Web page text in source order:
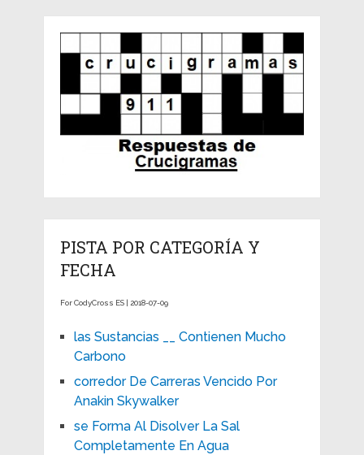
PISTA POR CATEGORÍA Y
FECHA
For CodyCross ES | 2018-07-09
las Sustancias __ Contienen Mucho
Carbono
corredor De Carreras Vencido Por
Anakin Skywalker
se Forma Al Disolver La Sal
Completamente En Agua